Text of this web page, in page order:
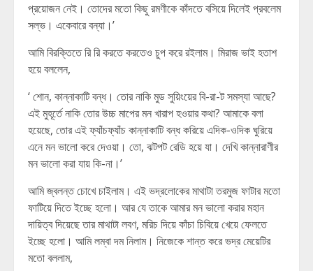
প্রয়োজন নেই। তোদের মতো কিছু রমণীকে কাঁদতে বসিয়ে দিলেই প্রবলেম
সল্ভ। একেবারে বন্যা।’
আমি বিরক্তিতে রি রি করতে করতেও চুপ করে রইলাম। মিরাজ ভাই হতাশ
হয়ে বললেন,
‘ শোন, কান্নাকাটি বন্ধ। তোর নাকি মুড সুয়িংয়ের বি-রা-ট সমস্যা আছে?
এই মুহূর্তে নাকি তোর উচ্চ মাপের মন খারাপ হওয়ার কথা? আমাকে বলা
হয়েছে, তোর এই ফ্যাঁচফ্যাঁচ কান্নাকাটি বন্ধ করিয়ে এদিক-ওদিক ঘুরিয়ে
এনে মন ভালো করে দেওয়া। তো, ঝটপট রেডি হয়ে যা। দেখি কান্নারাণীর
মন ভালো করা যায় কি-না।’
আমি জ্বলন্ত চোখে চাইলাম। এই ভদ্রলোকের মাথাটা তরমুজ ফাটার মতো
ফাটিয়ে দিতে ইচ্ছে হলো। আর যে তাকে আমার মন ভালো করার মহান
দায়িত্ব দিয়েছে তার মাথাটা লবণ, মরিচ দিয়ে কাঁচা চিবিয়ে খেয়ে ফেলতে
ইচ্ছে হলো। আমি লম্বা দম নিলাম। নিজেকে শান্ত করে ভদ্র মেয়েটির
মতো বললাম,